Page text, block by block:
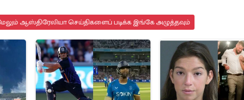
ஆஸ்திரேலியா செய்திகளைப் படிக்க இங்கே அழுத்தவும்